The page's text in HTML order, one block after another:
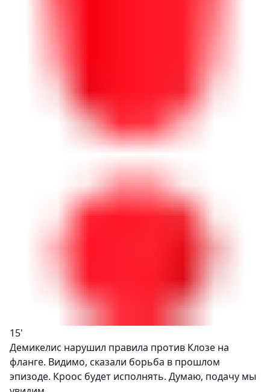
15'
Демикелис нарушил правила против Клозе на
фланге. Видимо, сказали борьба в прошлом
эпизоде. Кроос будет исполнять. Думаю, подачу мы